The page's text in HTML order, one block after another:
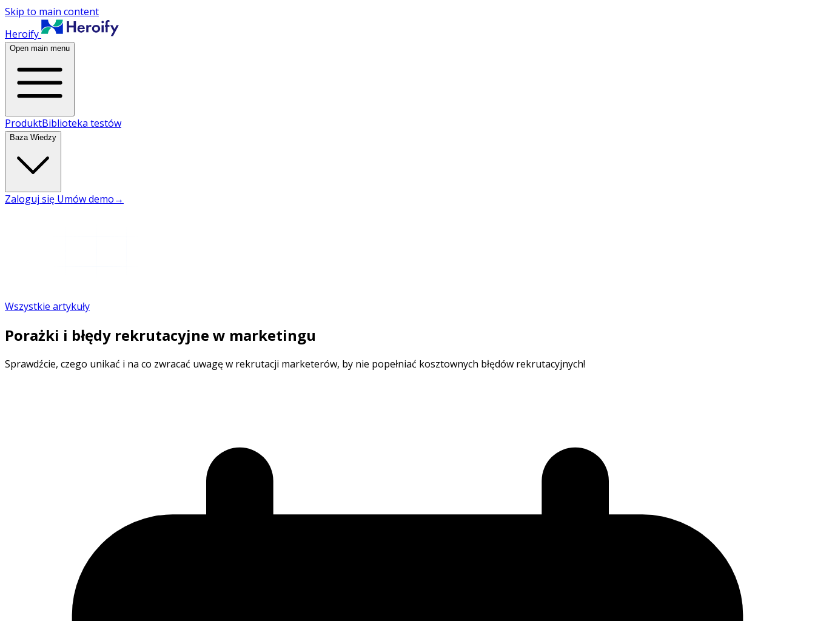
Skip to main content
Heroify
Open main menu
ProduktBiblioteka testów
Baza Wiedzy
Zaloguj się Umów demo→
Wszystkie artykuły
Porażki i błędy rekrutacyjne w marketingu
Sprawdźcie, czego unikać i na co zwracać uwagę w rekrutacji marketerów, by nie popełniać kosztownych błędów rekrutacyjnych!